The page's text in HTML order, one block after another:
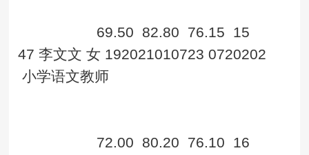
69.50 82.80 76.15 15
47 李文文 女 192021010723 0720202
小学语文教师
72.00 80.20 76.10 16